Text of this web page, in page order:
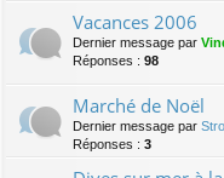
Vacances 2006
Dernier message par
Réponses : 98
Marché de Noël
Dernier message par
Réponses : 3